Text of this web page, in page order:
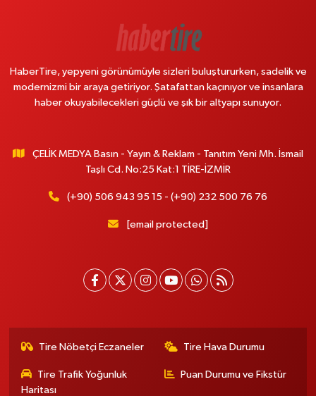
HaberTire, yepyeni görünümüyle sizleri buluştururken, sadelik ve
modernizmi bir araya getiriyor. Şatafattan kaçınıyor ve insanlara
haber okuyabilecekleri güçlü ve şık bir altyapı sunuyor.
ÇELİK MEDYA Basın - Yayın & Reklam - Tanıtım Yeni Mh. İsmail
Taşlı Cd. No:25 Kat:1 TİRE-İZMİR
(+90) 506 943 95 15 - (+90) 232 500 76 76
[email protected]
Tire Nöbetçi Eczaneler Tire Hava Durumu
Tire Trafik Yoğunluk
Haritası
Puan Durumu ve Fikstür